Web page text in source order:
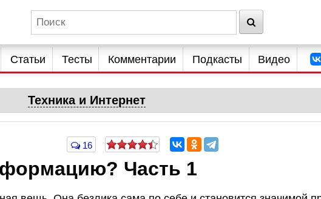
Статьи Тесты Комментарии Подкасты Видео
Техника и Интернет
16
Часть 1